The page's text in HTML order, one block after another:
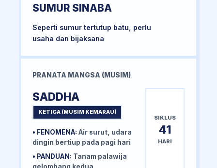
SUMUR SINABA
Seperti sumur tertutup batu, perlu
usaha dan bijaksana
PRANATA MANGSA (MUSIM)
SADDHA
KETIGA (MUSIM KEMARAU)
• FENOMENA: Air surut, udara
dingin bertiup pada pagi hari
• PANDUAN: Tanam palawija
SIKLUS
41
HARI